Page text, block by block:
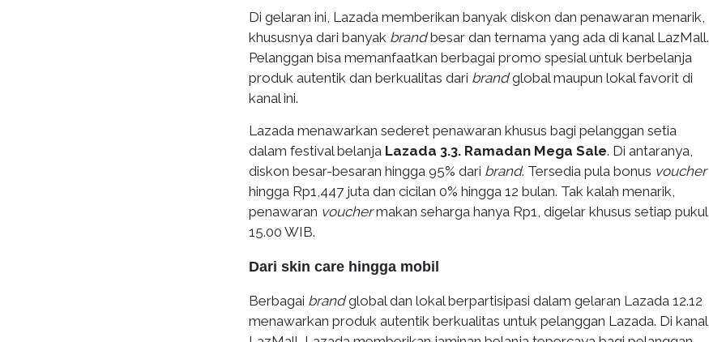
Di gelaran ini, Lazada memberikan banyak diskon dan penawaran menarik,
khususnya dari banyak brandbesar dan ternama yang ada di kanal LazMall.
Pelanggan bisa memanfaatkan berbagai promo spesial untuk berbelanja
produk autentik dan berkualitas dari brandglobal maupun lokal favorit di
kanal ini.
Lazada menawarkan sederet penawaran khusus bagi pelanggan setia
dalam festival belanja Lazada 3.3. Ramadan Mega Sale. Di antaranya,
diskon besar-besaran hingga 95% dari brand. Tersedia pula bonus voucher
hingga Rp1,447 juta dan cicilan 0% hingga 12 bulan. Tak kalah menarik,
penawaran vouchermakan seharga hanya Rp1, digelar khusus setiap pukul
15.00 WIB.
Dari skin care hingga mobil
Berbagai brandglobal dan lokal berpartisipasi dalam gelaran Lazada 12.12
menawarkan produk autentik berkualitas untuk pelanggan Lazada. Di kanal